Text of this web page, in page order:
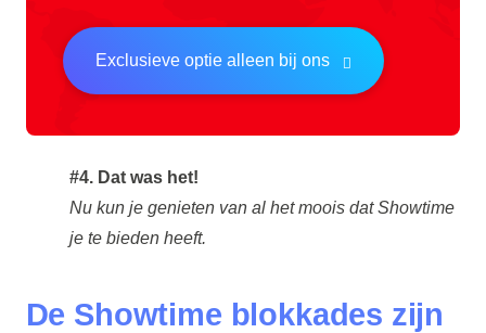
Exclusieve optie alleen bij ons
#4. Dat was het!
Nu kun je genieten van al het moois dat Showtime
je te bieden heeft.
De Showtime blokkades zijn